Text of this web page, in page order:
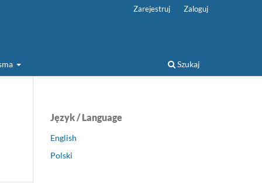
Szukaj
Zarejestruj Zaloguj
Język / Language
English
Polski